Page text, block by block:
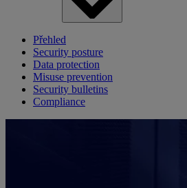
Přehled
Security posture
Data protection
Misuse prevention
Security bulletins
Compliance